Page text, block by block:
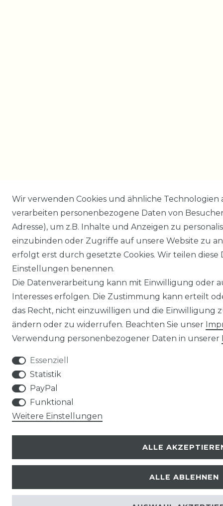
Wir verwenden Cookies und ähnliche
verarbeiten personenbezogene Daten von
Adresse), um z.B. Inhalte und Anzeigen zu
einzubinden oder Zugriffe auf unsere Website zu
erfolgt erst durch gesetzte Cookies. Wir teilen
Einstellungen benennen.
Die Datenverarbeitung kann mit Einwilligung oder
Interesses erfolgen. Die Zustimmung kann erteilt
das Recht, nicht einzuwilligen und die Einwilligung
ändern oder zu widerrufen. Beachten Sie unser
Verwendung personenbezogener Daten in unserer
Essenziell
Statistik
PayPal
Funktional
Weitere Einstellungen
ALLE
ALLE ABLEHNEN